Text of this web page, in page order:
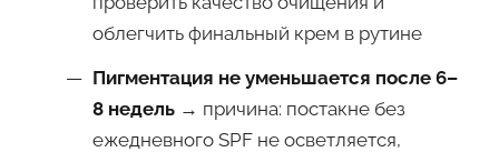
облегчить финальный крем в рутине
Пигментация не уменьшается после 6–
8 недель → причина: постакне без
ежедневного SPF не осветляется,